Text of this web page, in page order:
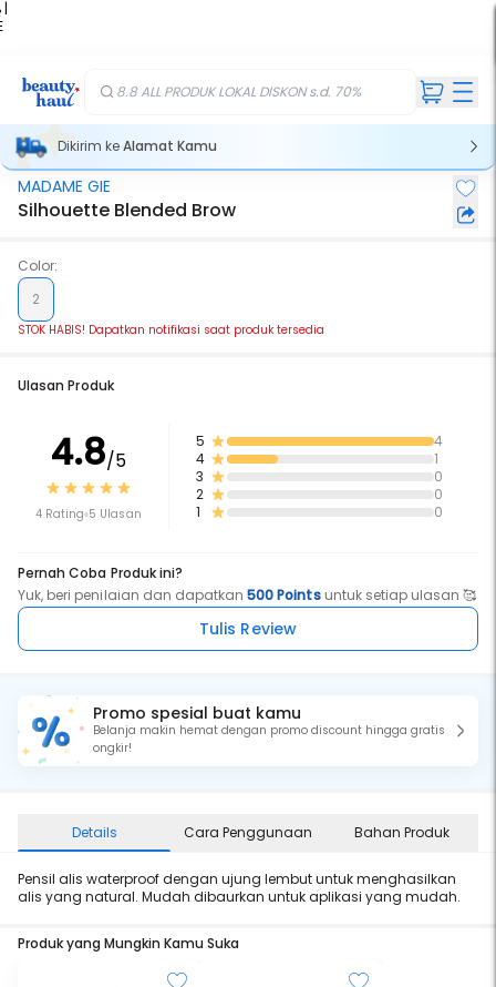
|
8.8 ALL PRODUK LOKAL DISKON s.d. 70%
Dikirim keAlamat Kamu
Stok Habis
MADAME GIE
Silhouette Blended Brow
Color:
2
STOK HABIS! Dapatkan notifikasi saat produk tersedia
Ulasan Produk
4.8/5
4 Rating 5 Ulasan
5
4
4
1
3
0
2
0
1
0
Pernah Coba Produk ini?
Yuk, beri penilaian dan dapatkan500 Pointsuntuk setiap ulasan 🥰
Tulis Review
Promo spesial buat kamu
Belanja makin hemat dengan promo discount hingga gratis
ongkir!
Details Cara Penggunaan Bahan Produk
Pensil alis waterproof dengan ujung lembut untuk menghasilkan
alis yang natural. Mudah dibaurkan untuk aplikasi yang mudah.
Produk yang Mungkin Kamu Suka